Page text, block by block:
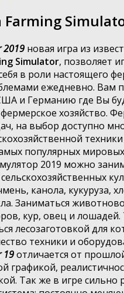
2019 новая игра из
Simulator, позволяет
в роли настоящего
ежедневно. Вам
и Германию где Вы
хозяйство.
на выбор доступно
популярных
2019 можно
канола, кукуруза,
Заниматься
кур, овец и лошадей.
лесозаготовкой для
техники и
19отличается от
графикой,
Так же в игре сильно